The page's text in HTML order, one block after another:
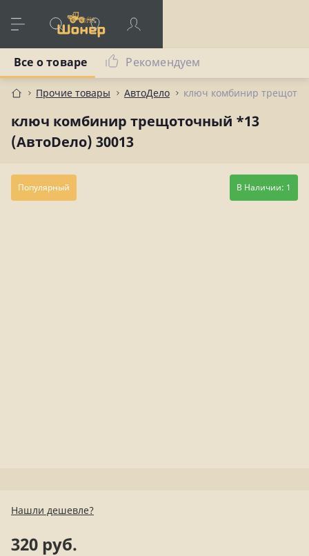
Прочие товары АвтоДело ключ комбинир
ключ комбинир трещоточный *13
(АвтоDело) 30013
Все о товаре Рекомендуем
Популярный В Наличии: 1
Нашли дешевле?
320 руб.